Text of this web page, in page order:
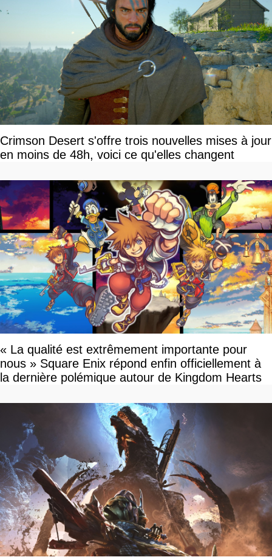
Crimson Desert s'offre trois nouvelles mises à jour
en moins de 48h, voici ce qu'elles changent
« La qualité est extrêmement importante pour
nous » Square Enix répond enfin officiellement à
la dernière polémique autour de Kingdom Hearts